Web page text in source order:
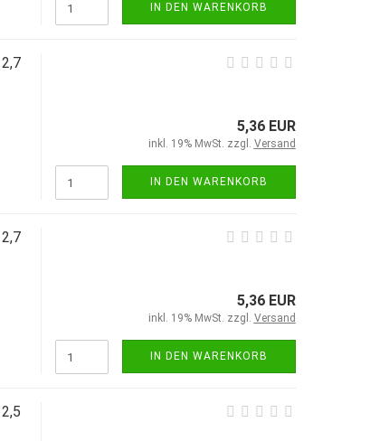
IN DEN WARENKORB
5,36 EUR
inkl. 19% MwSt. zzgl. Versand
IN DEN WARENKORB
5,36 EUR
inkl. 19% MwSt. zzgl. Versand
IN DEN WARENKORB